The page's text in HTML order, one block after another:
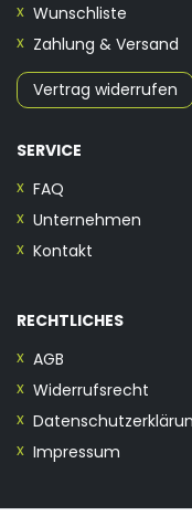
Wunschliste
Zahlung & Versand
Vertrag widerrufen
SERVICE
FAQ
Unternehmen
Kontakt
RECHTLICHES
AGB
Widerrufsrecht
Impressum